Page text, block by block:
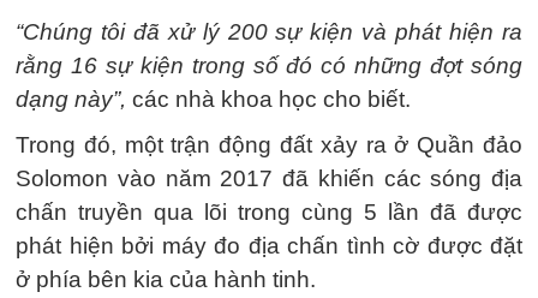
“Chúng tôi đã xử lý 200 sự kiện và phát hiện ra
rằng 16 sự kiện trong số đó có những đợt sóng
dạng này”, các nhà khoa học cho biết.
Trong đó, một trận động đất xảy ra ở Quần đảo
Solomon vào năm 2017 đã khiến các sóng địa
chấn truyền qua lõi trong cùng 5 lần đã được
phát hiện bởi máy đo địa chấn tình cờ được đặt
ở phía bên kia của hành tinh.